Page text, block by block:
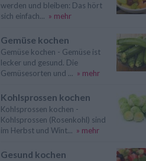
werden und bleiben: Das hört
sich einfach... » mehr
Gemüse kochen
Gemüse kochen - Gemüse ist
lecker und gesund. Die
Gemüsesorten und ... » mehr
Kohlsprossen kochen
Kohlsprossen kochen -
Kohlsprossen (Rosenkohl) sind
im Herbst und Wint... » mehr
Gesund kochen